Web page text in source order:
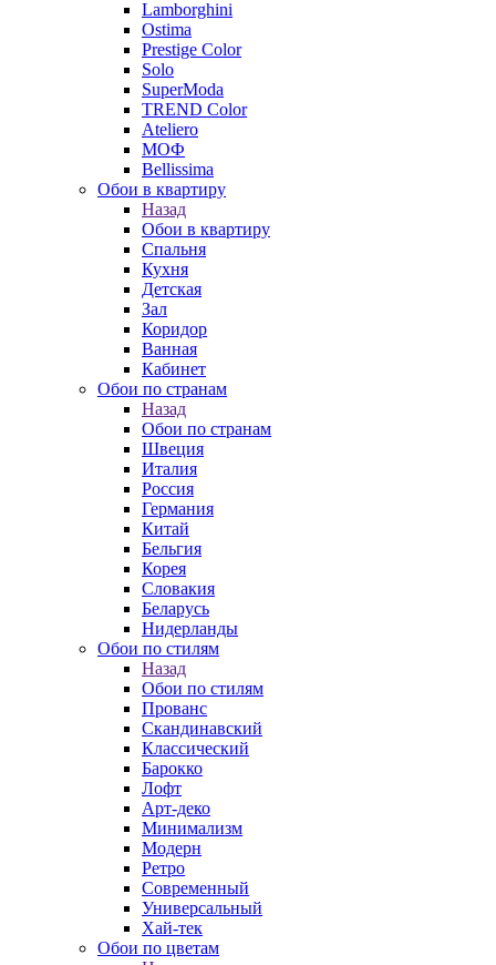
Lamborghini
Ostima
Prestige Color
Solo
SuperModa
TREND Color
Ateliero
МОФ
Bellissima
Обои в квартиру
Назад
Обои в квартиру
Спальня
Кухня
Детская
Зал
Коридор
Ванная
Кабинет
Обои по странам
Назад
Обои по странам
Швеция
Италия
Россия
Германия
Китай
Бельгия
Корея
Словакия
Беларусь
Нидерланды
Обои по стилям
Назад
Обои по стилям
Прованс
Скандинавский
Классический
Барокко
Лофт
Арт-деко
Минимализм
Модерн
Ретро
Современный
Универсальный
Хай-тек
Обои по цветам